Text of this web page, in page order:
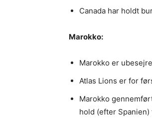
Canada har holdt
Marokko:
Marokko er
Atlas Lions er for
Marokko
hold (efter